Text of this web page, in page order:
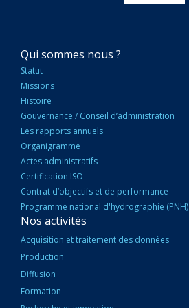
NAVIGATION
PRINCIPALE
Qui sommes nous ?
Statut
Missions
Histoire
Gouvernance / Conseil d’administration
Les rapports annuels
Organigramme
Actes administratifs
Certification ISO
Contrat d’objectifs et de performance
Programme national d'hydrographie (PNH)
Nos activités
Acquisition et traitement des données
Production
Diffusion
Formation